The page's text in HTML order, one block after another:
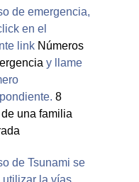
de emergencia,
en el
link Números
y llame
8
una familia
de Tsunami se
utilizar la vías